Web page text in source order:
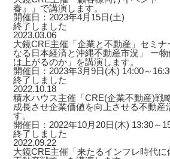
春』」で講演します。
開催日：2023年4月15日(土)
終了しました
2023.03.06
大鏡CRE主催「企業と不動産」セミナ
なる日本経済と沖縄不動産市況」 ー
は上がるのか」を講演します。
開催日：2023年3月9日(木) 14:00～
終了しました
2022.10.18
積水ハウス主催「CRE(企業不動産)
成長させ企業価値を向上させる不動産
す。
開催日：2022年10月20日(木) 13:30～
終了しました
2022.09.22
大鏡CRE主催「来たるインフレ時代に